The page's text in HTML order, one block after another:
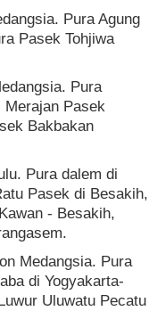
Pura Agung
Pasek Tohjiwa
Pura
Merajan Pasek
Bakbakan
Pura dalem di
Pasek di Besakih,
- Besakih,
Medangsia. Pura
di Yogyakarta-
Uluwatu Pecatu